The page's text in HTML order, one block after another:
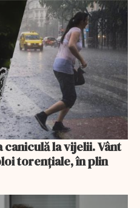
la vijelii. Vânt
torențiale, în plin